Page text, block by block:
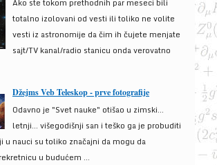
Ako ste tokom prethodnih par meseci bili
totalno izolovani od vesti ili toliko ne volite
vesti iz astronomije da čim ih čujete menjate
sajt/TV kanal/radio stanicu onda verovatno
Džejms Veb Teleskop - prve fotografije
Odavno je "Svet nauke" otišao u zimski...
letnji... višegodišnji san i teško ga je probuditi
u nauci su toliko značajni da mogu da
u budućem ...